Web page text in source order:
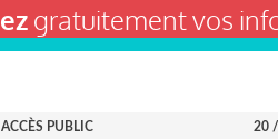
gratuitement vos
ACCÈS PUBLIC 20